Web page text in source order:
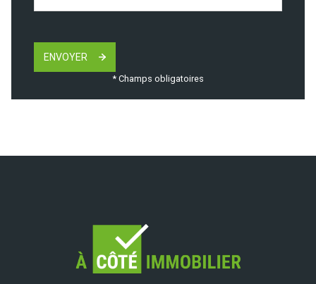
ENVOYER
* Champs obligatoires